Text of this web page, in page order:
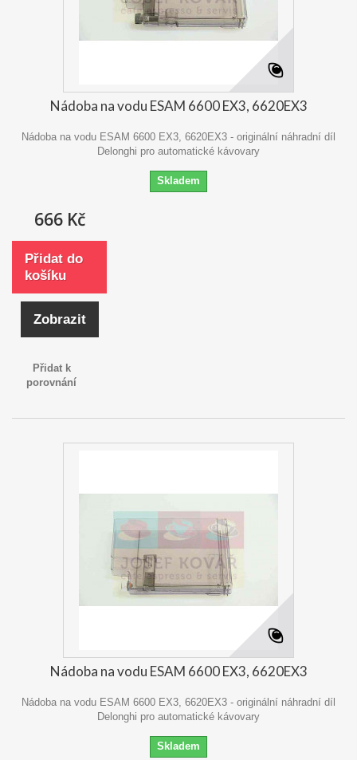
Nádoba na vodu ESAM 6600 EX3, 6620EX3
Nádoba na vodu ESAM 6600 EX3, 6620EX3 - originální náhradní díl
Delonghi pro automatické kávovary
Skladem
666 Kč
Přidat do
košíku
Zobrazit
Přidat k
porovnání
Nádoba na vodu ESAM 6600 EX3, 6620EX3
Nádoba na vodu ESAM 6600 EX3, 6620EX3 - originální náhradní díl
Delonghi pro automatické kávovary
Skladem